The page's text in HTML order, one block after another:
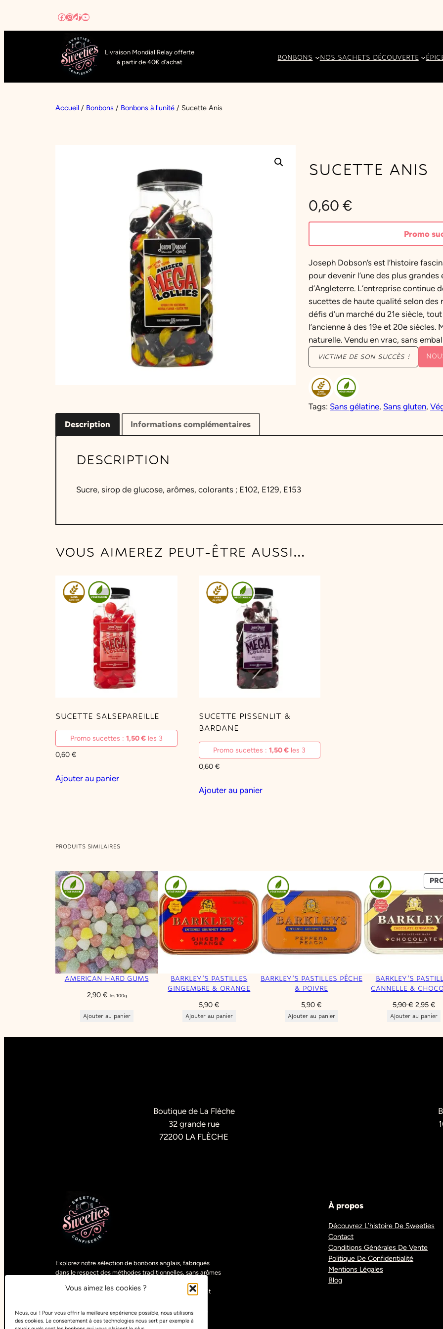
Vous aimez les cookies ?
Nous, oui ! Pour vous offrir la meilleure expérience possible, nous utilisons
des cookies. Le consentement à ces technologies nous sert par exemple à
Facebook
Instagram
TikTok
YouTube
Livraison Mondial Relay offerte
à partir de 40€ d’achat
BONBONS NOS SACHETS DÉCOUVERTE
Accueil / Bonbons / Bonbons à l'unité / Sucette Anis
SUCETTE ANIS
0,60 €
Promo
Joseph Dobson’s est l’histoire
pour devenir l’une des plus
d’Angleterre. L’entreprise
sucettes de haute qualité selon
défis d’un marché du 21e siècle,
l’ancienne à des 19e et 20e siècles.
naturelle. Vendu en vrac, sans
VICTIME DE SON SUCCÈS !
Tags: Sans gélatine, Sans gluten,
Description
Informations complémentaires
DESCRIPTION
Sucre, sirop de glucose, arômes, colorants ; E102, E129, E153
VOUS AIMEREZ PEUT-ÊTRE AUSSI…
SUCETTE SALSEPAREILLE
Promo sucettes : 1,50€les 3
0,60 €
Ajouter au panier
SUCETTE PISSENLIT &
BARDANE
Promo sucettes :1,50€ les 3
0,60 €
Ajouter au panier
PRODUITS SIMILAIRES
AMERICAN HARD GUMS
2,90 € les 100g
Ajouter au panier
BARKLEY’S PASTILLES
GINGEMBRE & ORANGE
5,90 €
Ajouter au panier
BARKLEY’S PASTILLES PÊCHE
& POIVRE
5,90 €
Ajouter au panier
BARKLEY’S
CANNELLE &
5,90€ Le
prix
était :
2,95 €Le
prix
Ajouter au panier
Boutique de La Flèche
32 grande rue
72200 LA FLÈCHE
Explorez notre sélection de bonbons anglais, fabriqués
dans le respect des méthodes traditionnelles, sans arômes
artificiels. Découvrez des gourmandises uniques,
sélectionnées parmi les spécialités du monde entier. Et
végétariens, vegans, halals, sans sucre ou sans gluten.
À propos
Découvrez L’histoire De Sweeties
Contact
Conditions Générales De Vente
Politique De Confidentialité
Mentions Légales
Blog